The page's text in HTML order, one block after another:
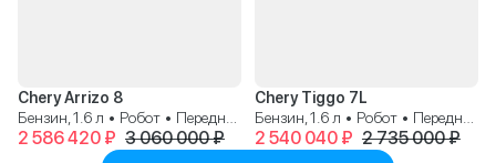
Chery Arrizo 8
2 586 420 ₽ 3 060 000 ₽
Chery Tiggo 7L
2 540 040 ₽ 2 735 000 ₽